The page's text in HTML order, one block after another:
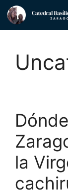
Saltar
contenido
la